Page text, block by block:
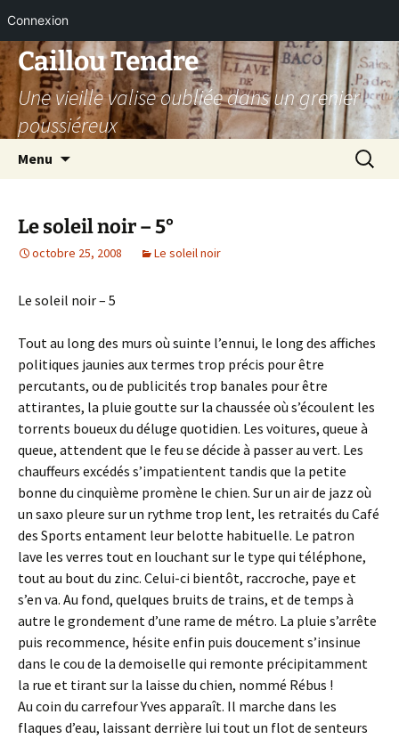
Connexion
Aller
au
contenu
Caillou Tendre
Une vieille valise oubliée dans un grenier
poussiéreux
Menu
Le soleil noir – 5°
octobre 25, 2008 Le soleil noir
Le soleil noir – 5
Tout au long des murs où suinte l’ennui, le long des affiches
politiques jaunies aux termes trop précis pour être
percutants, ou de publicités trop banales pour être
attirantes, la pluie goutte sur la chaussée où s’écoulent les
torrents boueux du déluge quotidien. Les voitures, queue à
queue, attendent que le feu se décide à passer au vert. Les
chauffeurs excédés s’impatientent tandis que la petite
bonne du cinquième promène le chien. Sur un air de jazz où
un saxo pleure sur un rythme trop lent, les retraités du Café
des Sports entament leur belotte habituelle. Le patron
lave les verres tout en louchant sur le type qui téléphone,
tout au bout du zinc. Celui-ci bientôt, raccroche, paye et
s’en va. Au fond, quelques bruits de trains, et de temps à
autre le grondement d’une rame de métro. La pluie s’arrête
puis recommence, hésite enfin puis doucement s’insinue
dans le cou de la demoiselle qui remonte précipitamment
la rue et tirant sur la laisse du chien, nommé Rébus !
Au coin du carrefour Yves apparaît. Il marche dans les
flaques d’eau, laissant derrière lui tout un flot de senteurs